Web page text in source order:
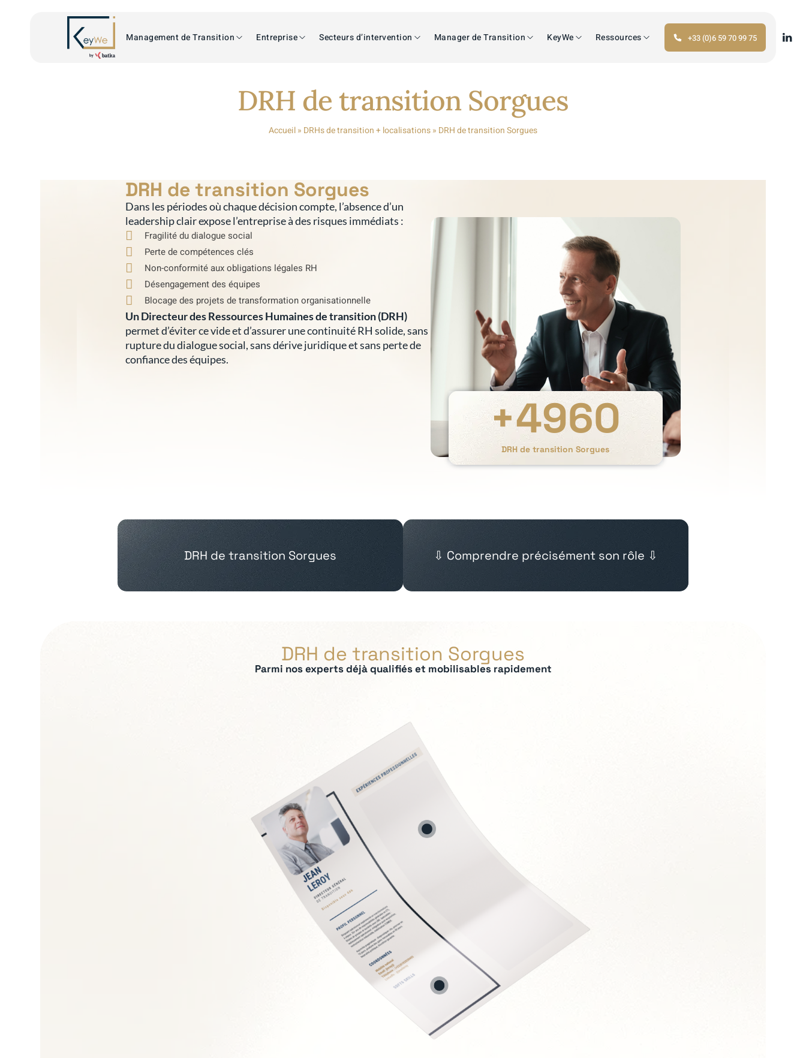
Management de Transition Entreprise Secteurs d’intervention Manager de Transition KeyWe Ressources +33 (0)6 59 70 99 75
DRH de transition Sorgues
Accueil» DRHs de transition + localisations» DRH de transition Sorgues
DRH de transition Sorgues
Dans les périodes où chaque décision compte, l’absence d’un
leadership clair expose l’entreprise à des risques immédiats :
Fragilité du dialogue social
Perte de compétences clés
Non-conformité aux obligations légales RH
Désengagement des équipes
Blocage des projets de transformation organisationnelle
Un Directeur des Ressources Humaines de transition (DRH)
permet d’éviter ce vide et d’assurer une continuité RH solide, sans
rupture du dialogue social, sans dérive juridique et sans perte de
confiance des équipes.
DRH de transition Sorgues
+4960
DRH de transition Sorgues ⇩ Comprendre précisément son rôle ⇩
DRH de transition Sorgues
Parmi nos experts déjà qualifiés et mobilisables rapidement
Soft Skills recherchées :
Écoute et intelligence relationnelle
Fermeté et équité
Gestion des tensions et médiation
Discrétion et confidentialité
Relations sociales et IRP
Droit du travail et conformité RH
Gestion des talents et recrutement
Transformation organisationnelle
Restructuration et PSE